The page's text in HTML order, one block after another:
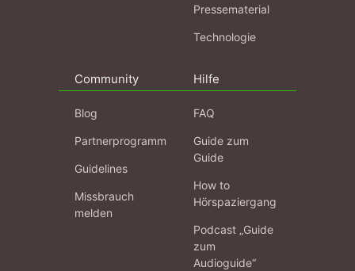
Pressematerial
Technologie
Community
Blog
Partnerprogramm
Guidelines
Missbrauch
melden
Hilfe
FAQ
Guide zum
Guide
How to
Hörspaziergang
Podcast „Guide
zum
Audioguide“